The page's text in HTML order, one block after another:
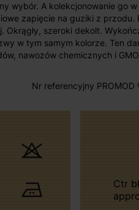
wybór. A kolekcjonowanie go
zapięcie na guziki z
Okrągły, szeroki dekolt.
w tym samym kolorze. Ten
nawozów chemicznych i
Nr referencyjny
Ctr bk length